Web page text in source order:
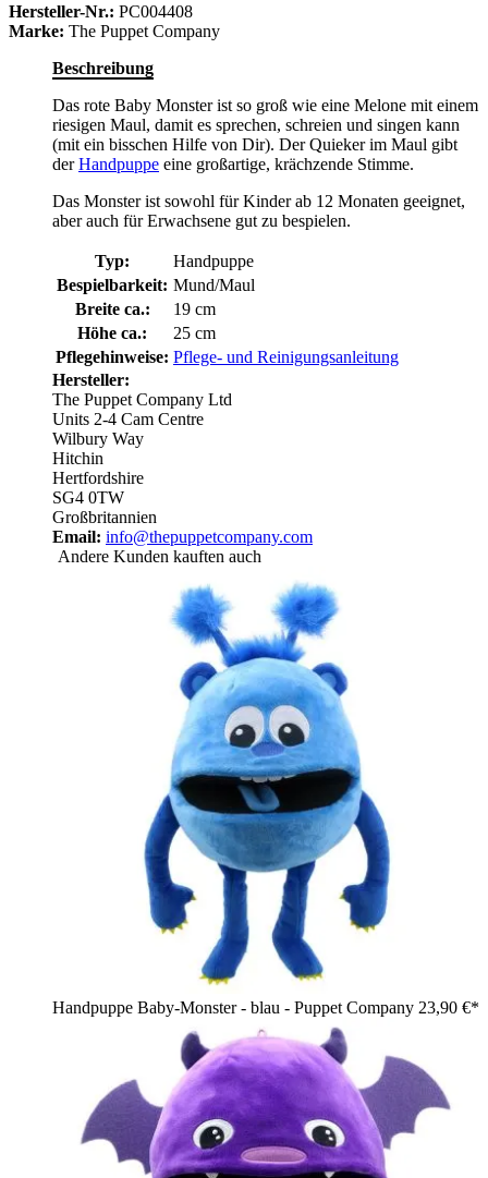
Hersteller-Nr.: PC004408
Marke: The Puppet Company
Beschreibung
Das rote Baby Monster ist so groß wie eine Melone mit einem
riesigen Maul, damit es sprechen, schreien und singen kann
(mit ein bisschen Hilfe von Dir). Der Quieker im Maul gibt
derHandpuppe eine großartige, krächzende Stimme.
Das Monster ist sowohl für Kinder ab 12 Monaten geeignet,
aber auch für Erwachsene gut zu bespielen.
Typ:
Handpuppe
Bespielbarkeit: Mund/Maul
Breite ca.:
19 cm
Höhe ca.:
25 cm
Pflegehinweise: Pflege- und Reinigungsanleitung
Hersteller:
The Puppet Company Ltd
Units 2-4 Cam Centre
Wilbury Way
Hitchin
Hertfordshire
SG4 0TW
Großbritannien
Email: info@thepuppetcompany.com
Andere Kunden kauften auch
Handpuppe Baby-Monster - blau - Puppet Company 23,90 €*